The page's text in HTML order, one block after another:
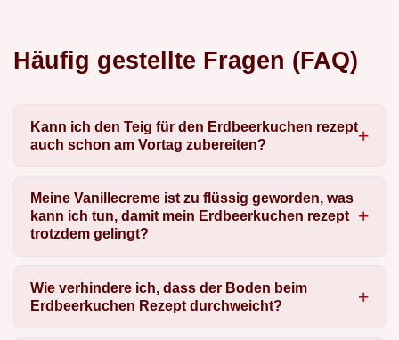
Häufig gestellte Fragen (FAQ)
Kann ich den Teig für den Erdbeerkuchen rezept
auch schon am Vortag zubereiten?
Meine Vanillecreme ist zu flüssig geworden, was
kann ich tun, damit mein Erdbeerkuchen rezept
trotzdem gelingt?
Wie verhindere ich, dass der Boden beim
Erdbeerkuchen Rezept durchweicht?